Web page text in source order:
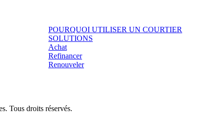
POURQUOI UTILISER UN COURTIER
SOLUTIONS
Achat
Refinancer
Renouveler
Tous droits réservés.